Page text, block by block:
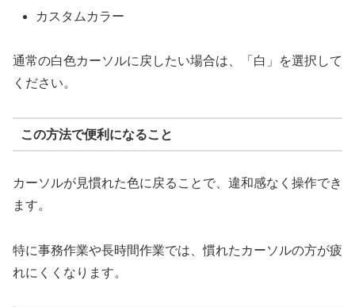
カスタムカラー
通常の白色カーソルに戻したい場合は、「白」を選択して
ください。
この方法で便利になること
カーソルが見慣れた色に戻ることで、違和感なく操作でき
ます。
特に事務作業や長時間作業では、慣れたカーソルの方が疲
れにくくなります。